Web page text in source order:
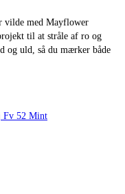
vilde med Mayflower
til at stråle af ro og
og uld, så du mærker både